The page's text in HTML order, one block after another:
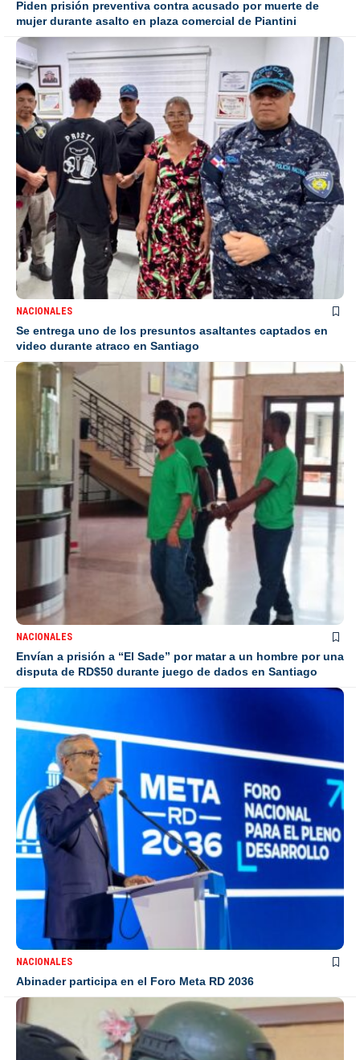
Piden prisión preventiva contra acusado por muerte de
mujer durante asalto en plaza comercial de Piantini
NACIONALES
Se entrega uno de los presuntos asaltantes captados en
video durante atraco en Santiago
NACIONALES
Envían a prisión a “El Sade” por matar a un hombre por una
disputa de RD$50 durante juego de dados en Santiago
NACIONALES
Abinader participa en el Foro Meta RD 2036